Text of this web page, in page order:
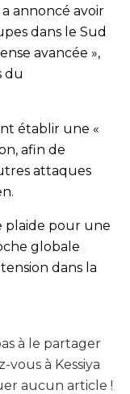
annoncé avoir
dans le Sud
avancée »,
du
établir une «
afin de
attaques
plaide pour une
globale
dans la
à le partager
vous à Kessiya
aucun article !